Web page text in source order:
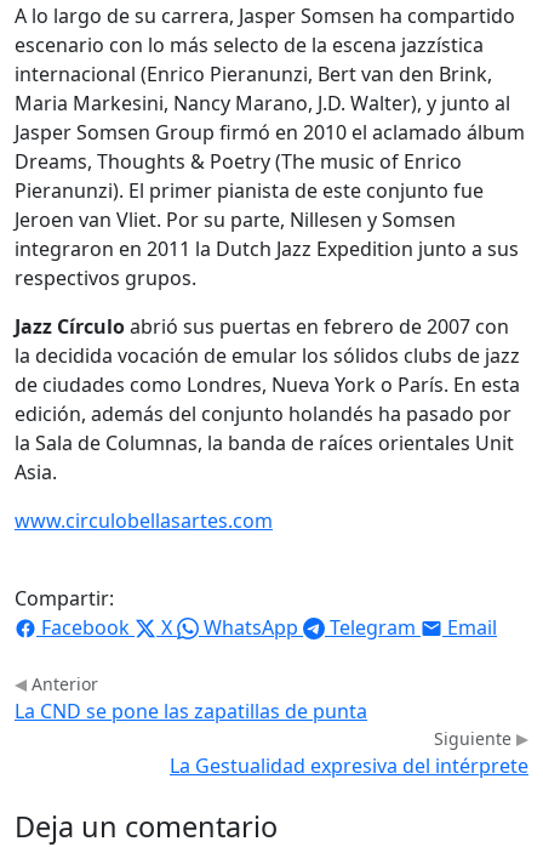
A lo largo de su carrera, Jasper Somsen ha compartido
escenario con lo más selecto de la escena jazzística
internacional (Enrico Pieranunzi, Bert van den Brink,
Maria Markesini, Nancy Marano, J.D. Walter), y junto al
Jasper Somsen Group firmó en 2010 el aclamado álbum
Dreams, Thoughts & Poetry (The music of Enrico
Pieranunzi). El primer pianista de este conjunto fue
Jeroen van Vliet. Por su parte, Nillesen y Somsen
integraron en 2011 la Dutch Jazz Expedition junto a sus
respectivos grupos.
Jazz Círculoabrió sus puertas en febrero de 2007 con
la decidida vocación de emular los sólidos clubs de jazz
de ciudades como Londres, Nueva York o París. En esta
edición, además del conjunto holandés ha pasado por
la Sala de Columnas, la banda de raíces orientales Unit
Asia.
www.circulobellasartes.com
Compartir:
Facebook
X WhatsApp Telegram Email
Anterior
La CND se pone las zapatillas de punta
Siguiente
La Gestualidad expresiva del intérprete
Deja un comentario